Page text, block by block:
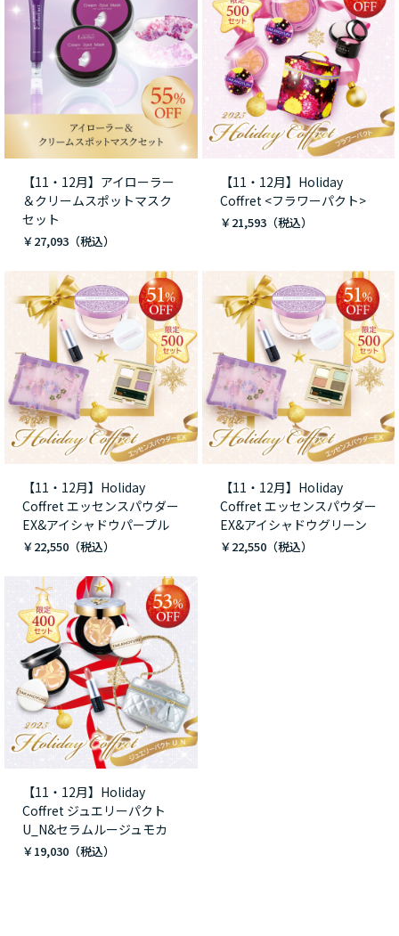
【11・12月】アイローラー
＆クリームスポットマスク
セット
￥27,093
【11・12月】Holiday
Coffret <フラワーパクト>
￥21,593
【11・12月】Holiday
Coffret エッセンスパウダー
EX&アイシャドウパープル
￥22,550
【11・12月】Holiday
Coffret エッセンスパウダー
EX&アイシャドウグリーン
￥22,550
【11・12月】Holiday
Coffret ジュエリーパクト
U_N&セラムルージュモカ
￥19,030